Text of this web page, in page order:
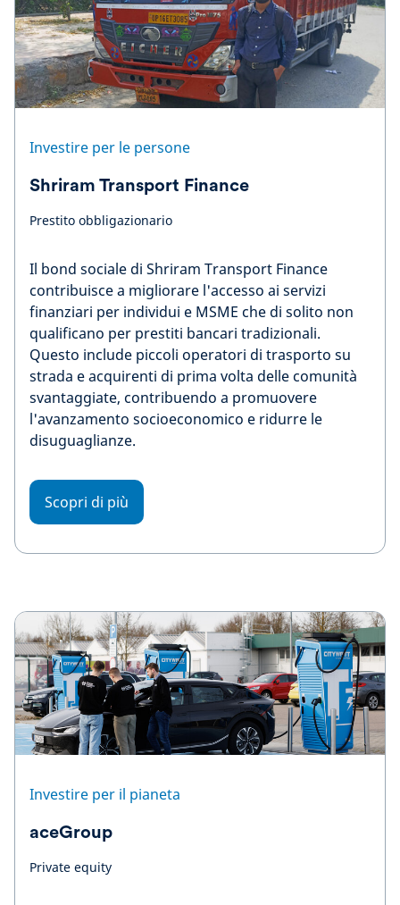
Investire per le persone
Shriram Transport Finance
Prestito obbligazionario
Il bond sociale di Shriram Transport Finance
contribuisce a migliorare l'accesso ai servizi
finanziari per individui e MSME che di solito non
qualificano per prestiti bancari tradizionali.
Questo include piccoli operatori di trasporto su
strada e acquirenti di prima volta delle comunità
svantaggiate, contribuendo a promuovere
l'avanzamento socioeconomico e ridurre le
disuguaglianze.
Scopri di più
Investire per il pianeta
aceGroup
Private equity